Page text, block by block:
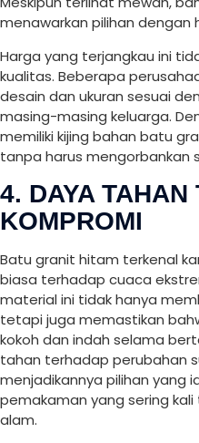
menawarkan pilihan dengan
Harga yang terjangkau ini
kualitas. Beberapa
desain dan ukuran sesuai
masing-masing keluarga.
memiliki kijing bahan batu
tanpa harus mengorbankan
4. DAYA TAHAN
KOMPROMI
Batu granit hitam terkenal
biasa terhadap cuaca
material ini tidak hanya
tetapi juga memastikan
kokoh dan indah selama
tahan terhadap perubahan
menjadikannya pilihan yang
pemakaman yang sering
alam.